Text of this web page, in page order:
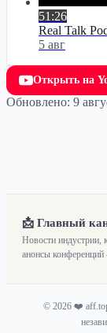
51:26
Real Talk
5 авг
Открыть на
Обновлено: 9
📩 Главный
Новости индустрии,
анонсы
© 2026 ❤️ aff.top